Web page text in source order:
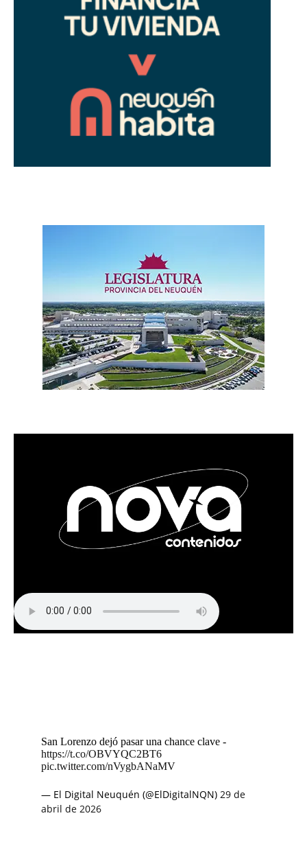
San Lorenzo dejó pasar una chance clave -
https://t.co/OBVYQC2BT6
pic.twitter.com/nVygbANaMV
— El Digital Neuquén (@ElDigitalNQN) 29 de
abril de 2026